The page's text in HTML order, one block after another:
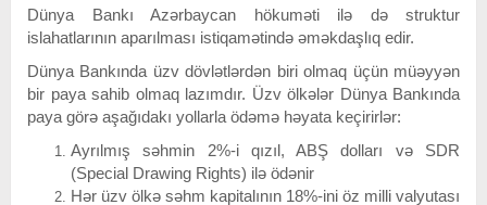
Dünya Bankı Azərbaycan hökuməti ilə də struktur
islahatlarının aparılması istiqamətində əməkdaşlıq edir.
Dünya Bankında üzv dövlətlərdən biri olmaq üçün müəyyən
bir paya sahib olmaq lazımdır. Üzv ölkələr Dünya Bankında
paya görə aşağıdakı yollarla ödəmə həyata keçirirlər:
Ayrılmış səhmin 2%-i qızıl, ABŞ dolları və SDR
(Special Drawing Rights) ilə ödənir
Hər üzv ölkə səhm kapitalının 18%-ini öz milli valyutası